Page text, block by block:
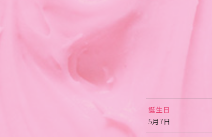
誕生日
5月7日